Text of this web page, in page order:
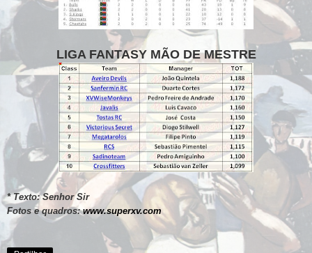
LIGA FANTASY MÃO DE MESTRE
* Texto: Senhor Sir
Fotos e quadros:www.superxv.com